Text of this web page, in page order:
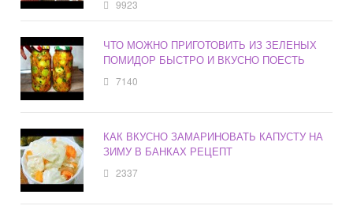
9923
ЧТО МОЖНО ПРИГОТОВИТЬ ИЗ ЗЕЛЕНЫХ
ПОМИДОР БЫСТРО И ВКУСНО ПОЕСТЬ
7140
КАК ВКУСНО ЗАМАРИНОВАТЬ КАПУСТУ НА
ЗИМУ В БАНКАХ РЕЦЕПТ
2337